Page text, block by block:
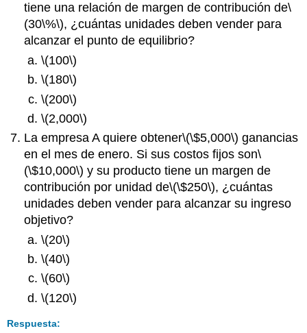
tiene una relación de margen de contribución de\
(30\%\), ¿cuántas unidades deben vender para
alcanzar el punto de equilibrio?
\(100\)
\(180\)
\(200\)
\(2,000\)
La empresa A quiere obtener\(\$5,000\) ganancias
en el mes de enero. Si sus costos fijos son\
(\$10,000\) y su producto tiene un margen de
contribución por unidad de\(\$250\), ¿cuántas
unidades deben vender para alcanzar su ingreso
objetivo?
\(20\)
\(40\)
\(60\)
\(120\)
Respuesta: